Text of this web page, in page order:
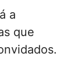
a
que